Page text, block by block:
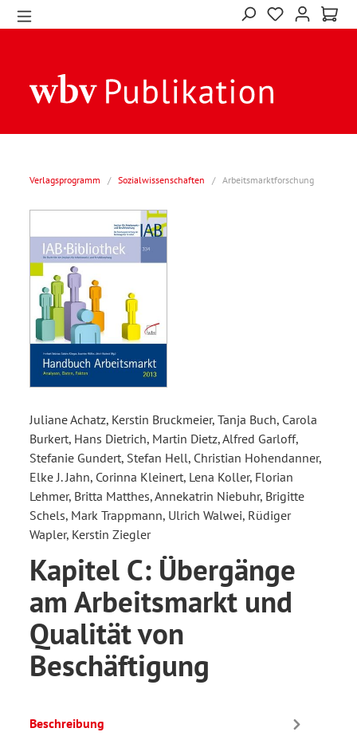
Verlagsprogramm / Sozialwissenschaften / Arbeitsmarktforschung
Juliane Achatz, Kerstin Bruckmeier, Tanja Buch, Carola
Burkert, Hans Dietrich, Martin Dietz, Alfred Garloff,
Stefanie Gundert, Stefan Hell, Christian Hohendanner,
Elke J. Jahn, Corinna Kleinert, Lena Koller, Florian
Lehmer, Britta Matthes, Annekatrin Niebuhr, Brigitte
Schels, Mark Trappmann, Ulrich Walwei, Rüdiger
Wapler, Kerstin Ziegler
Kapitel C: Übergänge
am Arbeitsmarkt und
Qualität von
Beschäftigung
Beschreibung